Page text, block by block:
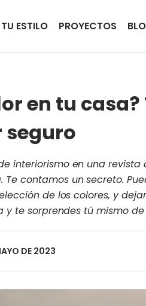
ESTILO PROYECTOS
en tu
interiorismo en una
contamos un secreto.
de los colores, y
te sorprendes tú mismo
DE 2023